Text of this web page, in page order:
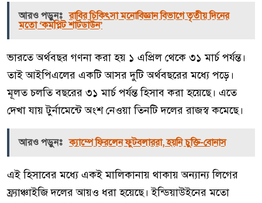
আরও পড়ুনঃ রাবির চিকিৎসা মনোবিজ্ঞান বিভাগে তৃতীয় দিনের
মতো ‘কমপ্লিট শাটডাউন’
ভারতে অর্থবছর গণনা করা হয় ১ এপ্রিল থেকে ৩১ মার্চ পর্যন্ত।
তাই আইপিএলের একটি আসর দুটি অর্থবছরের মধ্যে পড়ে।
মূলত চলতি বছরের ৩১ মার্চ পর্যন্ত হিসাব করা হয়েছে। এতে
দেখা যায় টুর্নামেন্টে অংশ নেওয়া তিনটি দলের রাজস্ব কমেছে।
আরও পড়ুনঃ ক্যাম্পে ফিরলেন ফুটবলাররা, হয়নি চুক্তি-বোনাস
এই হিসাবের মধ্যে একই মালিকানায় থাকায় অন্যান্য লিগের
ফ্র্যাঞ্চাইজি দলের আয়ও ধরা হয়েছে। ইন্ডিয়াউইনের মতো